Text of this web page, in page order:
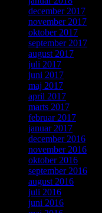
december 2017
november 2017
oktober 2017
september 2017
august 2017
juli 2017
juni 2017
maj 2017
april 2017
marts 2017
februar 2017
januar 2017
december 2016
november 2016
oktober 2016
september 2016
august 2016
juli 2016
juni 2016